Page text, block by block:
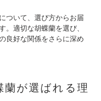
ついて、選び方からお届
。適切な胡蝶蘭を選び、
良好な関係をさらに深め
蘭が選ばれる理